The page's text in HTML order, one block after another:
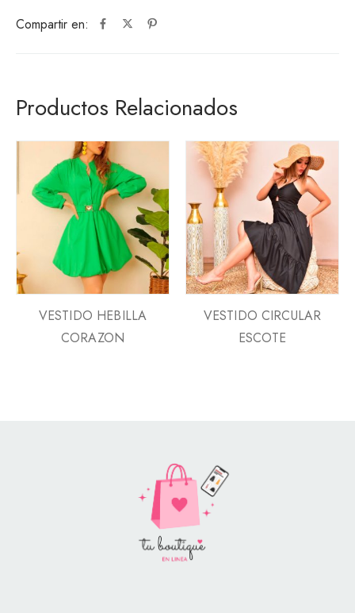
Compartir en:
Productos Relacionados
VESTIDO HEBILLA
CORAZON
VESTIDO CIRCULAR
ESCOTE